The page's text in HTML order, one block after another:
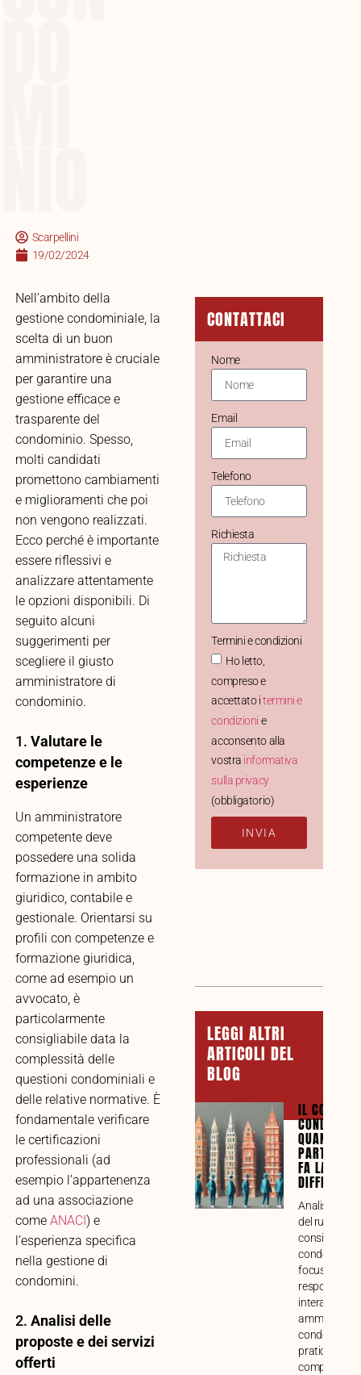
Scarpellini
19/02/2024
Nell’ambito della
gestione condominiale, la
scelta di un buon
amministratore è cruciale
per garantire una
gestione efficace e
trasparente del
condominio. Spesso,
molti candidati
promettono cambiamenti
e miglioramenti che poi
non vengono realizzati.
Ecco perché è importante
essere riflessivi e
analizzare attentamente
le opzioni disponibili. Di
seguito alcuni
suggerimenti per
scegliere il giusto
amministratore di
condominio.
1. Valutare le
competenze e le
esperienze
Un amministratore
competente deve
possedere una solida
formazione in ambito
giuridico, contabile e
gestionale. Orientarsi su
profili con competenze e
formazione giuridica,
come ad esempio un
avvocato, è
particolarmente
consigliabile data la
complessità delle
questioni condominiali e
delle relative normative. È
fondamentale verificare
le certificazioni
professionali (ad
esempio l’appartenenza
ad una associazione
come ANACI) e
l’esperienza specifica
nella gestione di
condomini.
2. Analisi delle
proposte e dei servizi
offerti
CONTATTACI
Nome
Email
Telefono
Richiesta
Termini e condizioni
Ho letto,
compreso e
accettato itermini e
condizioni e
acconsento alla
vostra informativa
sulla privacy
(obbligatorio)
INVIA
LEGGI ALTRI
ARTICOLI DEL
BLOG
IL
QUANDO LA
FA LA
Analisi
del ruolo del
consiglio
focus su
interazione
condòmini.
pratica alla